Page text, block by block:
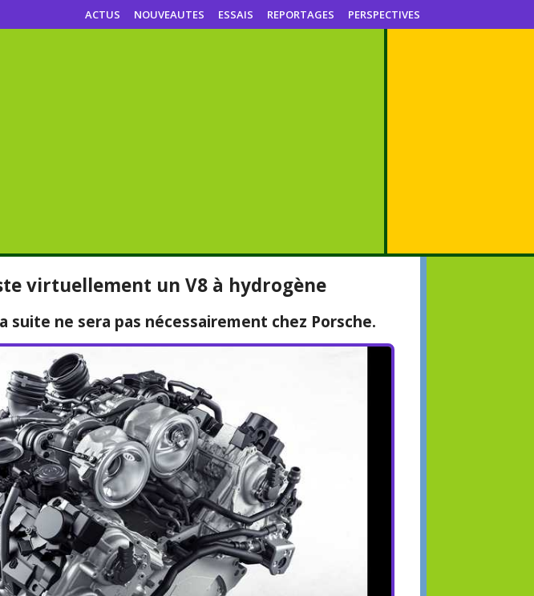
ACTUS NOUVEAUTES ESSAIS REPORTAGES PERSPECTIVES
virtuellement un V8 à hydrogène
suite ne sera pas nécessairement chez Porsche.